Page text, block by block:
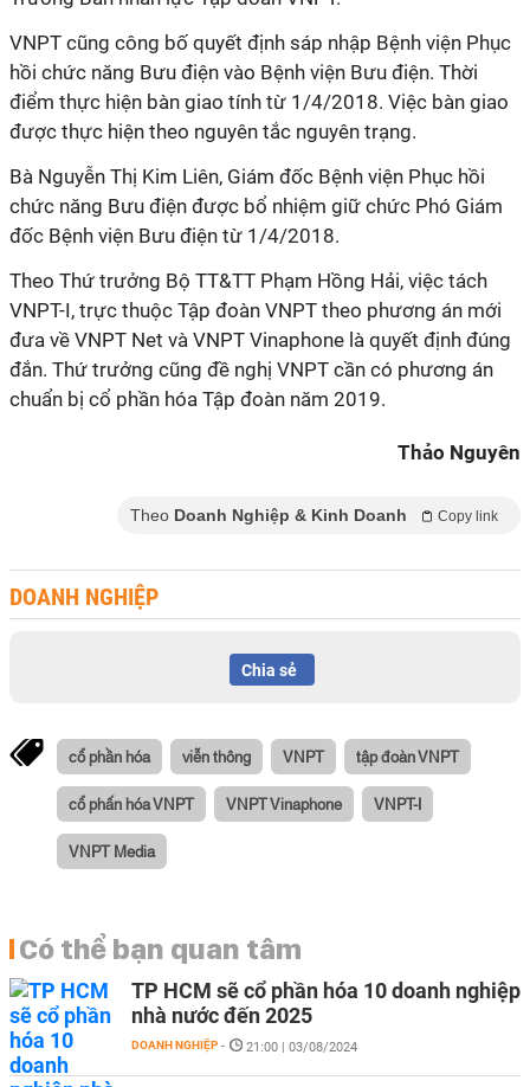
VNPT cũng công bố quyết định sáp nhập Bệnh viện Phục
hồi chức năng Bưu điện vào Bệnh viện Bưu điện. Thời
điểm thực hiện bàn giao tính từ 1/4/2018. Việc bàn giao
được thực hiện theo nguyên tắc nguyên trạng.
Bà Nguyễn Thị Kim Liên, Giám đốc Bệnh viện Phục hồi
chức năng Bưu điện được bổ nhiệm giữ chức Phó Giám
đốc Bệnh viện Bưu điện từ 1/4/2018.
Theo Thứ trưởng Bộ TT&TT Phạm Hồng Hải, việc tách
VNPT-I, trực thuộc Tập đoàn VNPT theo phương án mới
đưa về VNPT Net và VNPT Vinaphone là quyết định đúng
đắn. Thứ trưởng cũng đề nghị VNPT cần có phương án
chuẩn bị cổ phần hóa Tập đoàn năm 2019.
Thảo Nguyên
Theo Doanh Nghiệp & Kinh Doanh Copy link
DOANH NGHIỆP
Chia sẻ
cổ phần hóa viễn thông VNPT tập đoàn VNPT
cổ phấn hóa VNPT VNPT Vinaphone VNPT-I
VNPT Media
Có thể bạn quan tâm
TP HCM sẽ cổ phần hóa 10 doanh nghiệp
nhà nước đến 2025
DOANH NGHIỆP - 21:00 | 03/08/2024